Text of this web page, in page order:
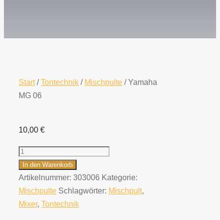
Start/Tontechnik / Mischpulte / Yamaha
MG 06
10,00 €
Yamaha
MG
06
Menge
In den Warenkorb
Artikelnummer: 303006 Kategorie:
Mischpulte Schlagwörter: Mischpult,
Mixer, Tontechnik